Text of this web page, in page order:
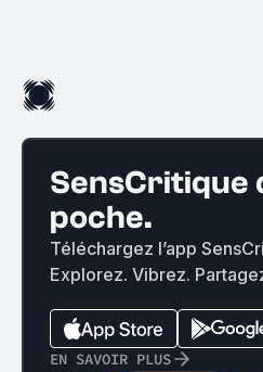
SensCritique
poche.
Téléchargez l’app
Explorez. Vibrez.
EN SAVOIR PLUS